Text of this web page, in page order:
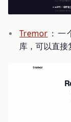
Tremor ：
库，可以直接